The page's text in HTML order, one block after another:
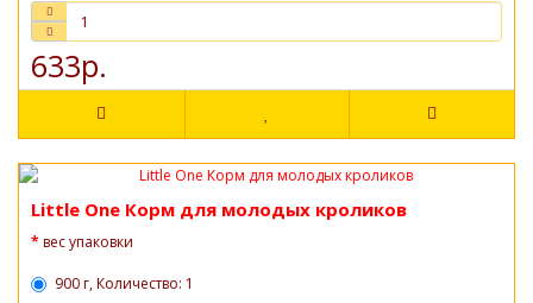
633р.
Little One Корм для молодых кроликов
вес упаковки
900 г, Количество: 1